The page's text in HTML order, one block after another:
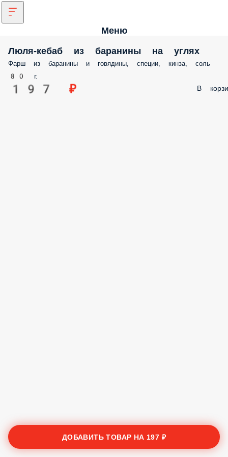
Меню
Люля-кебаб из баранины на углях
Фарш из баранины и говядины, специи, кинза, соль
80 г.
197 ₽ В
ДОБАВИТЬ ТОВАР НА 197 ₽